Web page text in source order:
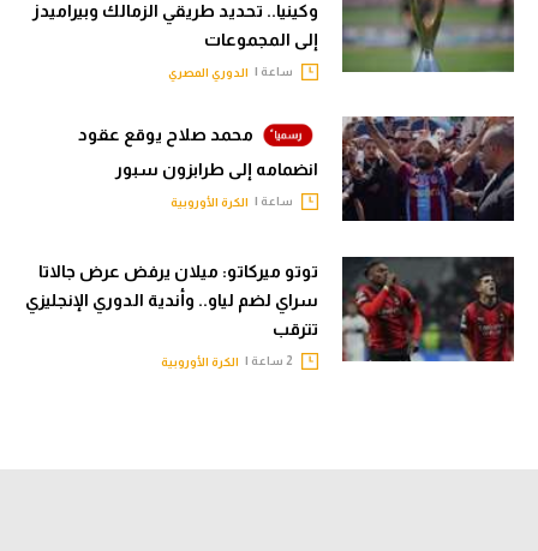
وكينيا.. تحديد طريقي الزمالك وبيراميدز
إلى المجموعات
ساعة | الدوري المصري
محمد صلاح يوقع عقود
انضمامه إلى طرابزون سبور
ساعة | الكرة الأوروبية
توتو ميركاتو: ميلان يرفض عرض جالاتا
سراي لضم لياو.. وأندية الدوري الإنجليزي
تترقب
الكرة الأوروبية